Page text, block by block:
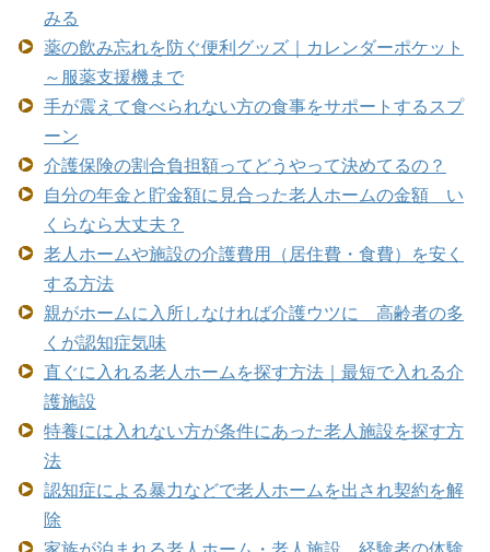
みる
薬の飲み忘れを防ぐ便利グッズ｜カレンダーポケット
～服薬支援機まで
手が震えて食べられない方の食事をサポートするスプ
ーン
介護保険の割合負担額ってどうやって決めてるの？
自分の年金と貯金額に見合った老人ホームの金額 い
くらなら大丈夫？
老人ホームや施設の介護費用（居住費・食費）を安く
する方法
親がホームに入所しなければ介護ウツに 高齢者の多
くが認知症気味
直ぐに入れる老人ホームを探す方法｜最短で入れる介
護施設
特養には入れない方が条件にあった老人施設を探す方
法
認知症による暴力などで老人ホームを出され契約を解
除